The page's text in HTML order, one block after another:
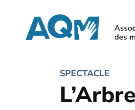
content
SPECTACLE